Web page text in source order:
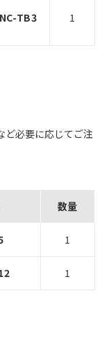
TB3 1
ど必要に応じてご注
数量
1
1